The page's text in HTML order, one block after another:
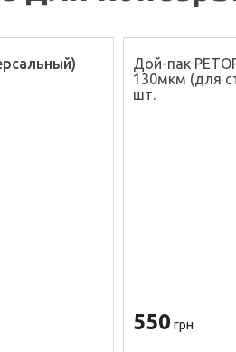
Дой-пак
130мкм (для
шт.
550 грн